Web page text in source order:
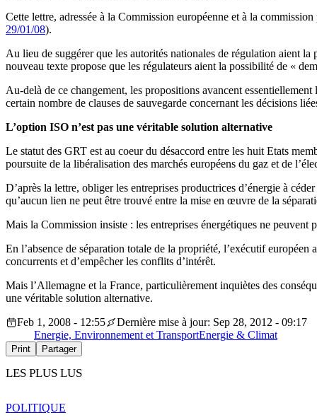
Cette lettre, adressée à la Commission européenne et à la
29/01/08).
Au lieu de suggérer que les autorités nationales de régulation aient
nouveau texte propose que les régulateurs aient la possibilité de «
Au-delà de ce changement, les propositions avancent
certain nombre de clauses de sauvegarde concernant les décisions
L’option ISO n’est pas une véritable solution alternative
Le statut des GRT est au coeur du désaccord entre les huit Etats
poursuite de la libéralisation des marchés européens du gaz et de
D’après la lettre, obliger les entreprises productrices d’énergie à
qu’aucun lien ne peut être trouvé entre la mise en œuvre de la
Mais la Commission insiste : les entreprises énergétiques ne
En l’absence de séparation totale de la propriété, l’exécutif
concurrents et d’empêcher les conflits d’intérêt.
Mais l’Allemagne et la France, particulièrement inquiètes des
une véritable solution alternative.
Feb 1, 2008 - 12:55
Dernière mise à jour: Sep 28, 2012 - 09:17
Energie, Environnement et TransportEnergie & Climat
Print Partager
LES PLUS LUS
POLITIQUE